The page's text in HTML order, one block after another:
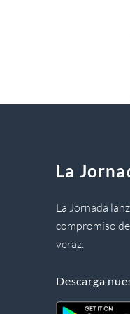
La
La Jornada
compromiso
veraz.
Descarga